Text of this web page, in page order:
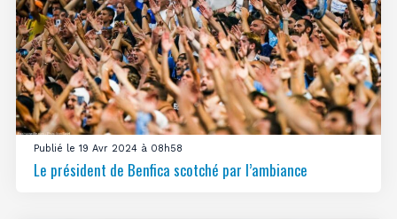
Publié le 19 Avr 2024 à 08h58
Le président de Benfica scotché par l’ambiance